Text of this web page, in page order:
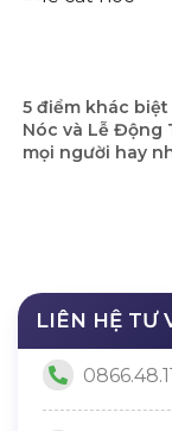
5 điểm khác biệt
Nóc và Lễ Động
mọi người hay
LIÊN HỆ TƯ